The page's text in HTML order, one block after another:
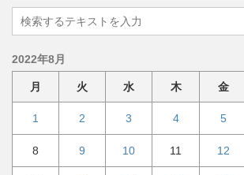
2022年8月
月 火 水 木 金
1 2 3 4 5
8 9 10 11 12